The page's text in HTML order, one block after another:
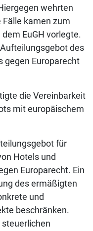
wehrten
Fälle kamen zum
EuGH vorlegte.
des
gegen Europarecht
die Vereinbarkeit
mit europäischem
für
Hotels und
Europarecht. Ein
des ermäßigten
und
beschränken.
steuerlichen